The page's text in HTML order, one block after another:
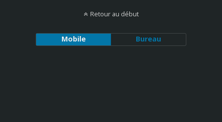
Retour au début
Mobile Bureau